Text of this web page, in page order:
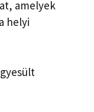
amelyek
helyi